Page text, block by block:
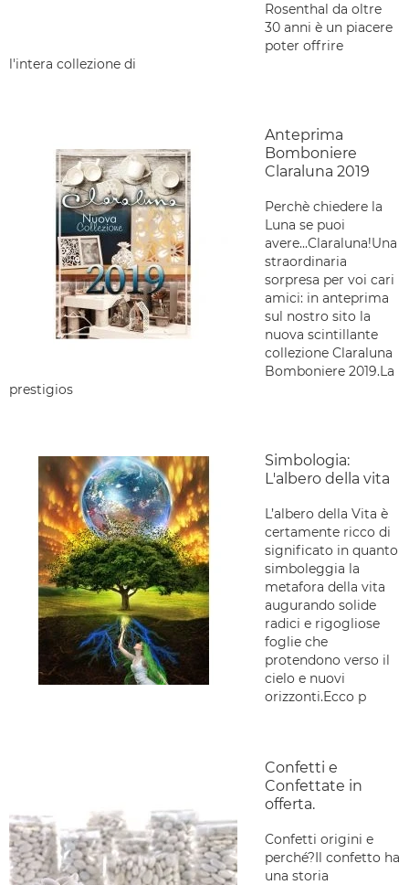
Rosenthal da oltre
30 anni è un piacere
poter offrire
l'intera collezione di
Anteprima
Bomboniere
Claraluna 2019
Perchè chiedere la
Luna se puoi
avere...Claraluna!Una
straordinaria
sorpresa per voi cari
amici: in anteprima
sul nostro sito la
nuova scintillante
collezione Claraluna
Bomboniere 2019.La
prestigios
Simbologia:
L'albero della vita
L’albero della Vita è
certamente ricco di
significato in quanto
simboleggia la
metafora della vita
augurando solide
radici e rigogliose
foglie che
protendono verso il
cielo e nuovi
orizzonti.Ecco p
Confetti e
Confettate in
offerta.
Confetti origini e
perché?Il confetto ha
una storia